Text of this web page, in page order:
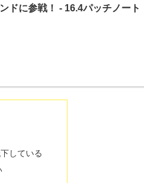
ドに参戦！ - 16.4パッチノート
している